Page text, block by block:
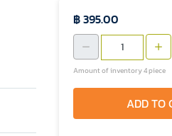
฿ 395.00
Amount of inventory 4 piece
ADD TO